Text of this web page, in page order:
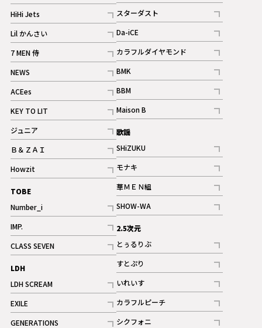
記事
HiHi Jets
記事
Lil かんさい
記事
7 MEN 侍
記事
NEWS
記事
ACEes
記事
KEY TO LIT
記事
ジュニア
記事
Ｂ＆ＺＡＩ
記事
Howzit
記事
TOBE
Number_i
記事
IMP.
記事
CLASS SEVEN
記事
LDH
LDH SCREAM
記事
EXILE
記事
GENERATIONS
記事
ギャラリー
スターダスト
記事
Da-iCE
記事
カラフルダイヤモンド
記事
BMK
記事
BBM
記事
ギャラリー
Maison B
記事
歌謡
SHiZUKU
記事
モナキ
記事
華ＭＥＮ組
記事
SHOW-WA
記事
2.5次元
とぅるりぶ
記事
すとぷり
記事
ギャラリー
いれいす
記事
ギャラリー
カラフルピーチ
記事
シクフォニ